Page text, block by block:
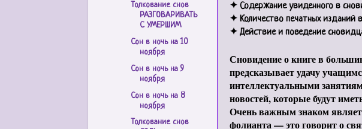
✦ Содержание увиденного в
✦ Количество печатных изданий
✦ Действие и поведение
Сновидение о книге в
предсказывает удачу
интеллектуальными
новостей, которые будут
Очень важным знаком
фолианта — это говорит о
Толкование снов
РАЗГОВАРИВАТЬ
С УМЕРШИМ
Сон в ночь на 10
ноября
Сон в ночь на 9
ноября
Сон в ночь на 8
ноября
Толкование снов